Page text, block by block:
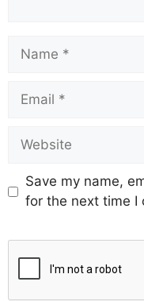
Save my name,
for the next time I